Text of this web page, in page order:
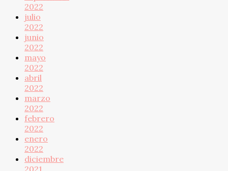
2022
julio
2022
junio
2022
mayo
2022
abril
2022
marzo
2022
febrero
2022
enero
2022
diciembre